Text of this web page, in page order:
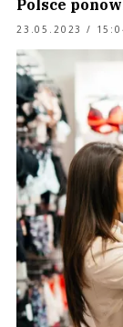
Polsce
23.05.2023 /